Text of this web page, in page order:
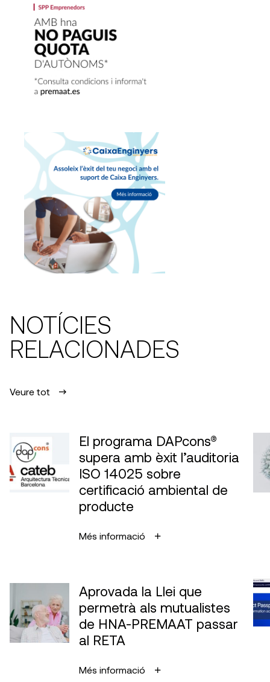
NOTÍCIES
RELACIONADES
Veure tot
El programa DAPcons®
supera amb èxit l’auditoria
ISO 14025 sobre
certificació ambiental de
producte
Més informació
Aprovada la Llei que
permetrà als mutualistes
de HNA-PREMAAT passar
al RETA
Més informació